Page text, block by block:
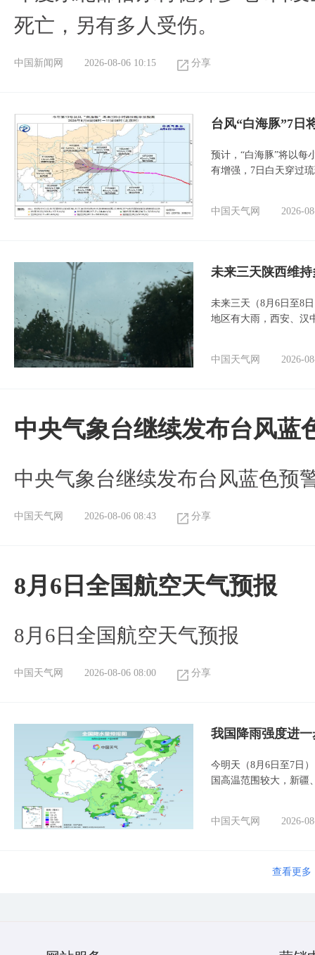
死亡，另有多人受伤。
中国新闻网 2026-08-06 10:15 分享
台风“白海豚”7日
预计，“白海豚”将以每
有增强，7日白天穿过
中国天气网 2026-
未来三天陕西维
未来三天（8月6日至8
地区有大雨，西安、汉
中国天气网 2026-
中央气象台继续发布台风蓝
中央气象台继续发布台风蓝色预
中国天气网 2026-08-06 08:43 分享
8月6日全国航空天气预报
8月6日全国航空天气预报
中国天气网 2026-08-06 08:00 分享
我国降雨强度进
今明天（8月6日至7日
国高温范围较大，新疆
中国天气网 2026-
查看更多